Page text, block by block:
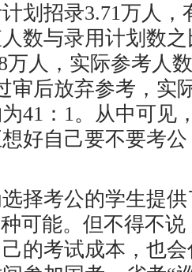
划招录3.71万人，
数与录用计划数
万人，实际参考人
审后放弃参考，实
41：1。从中可见
好自己要不要考
考公的学生提供
可能。但不得不
的考试成本，也